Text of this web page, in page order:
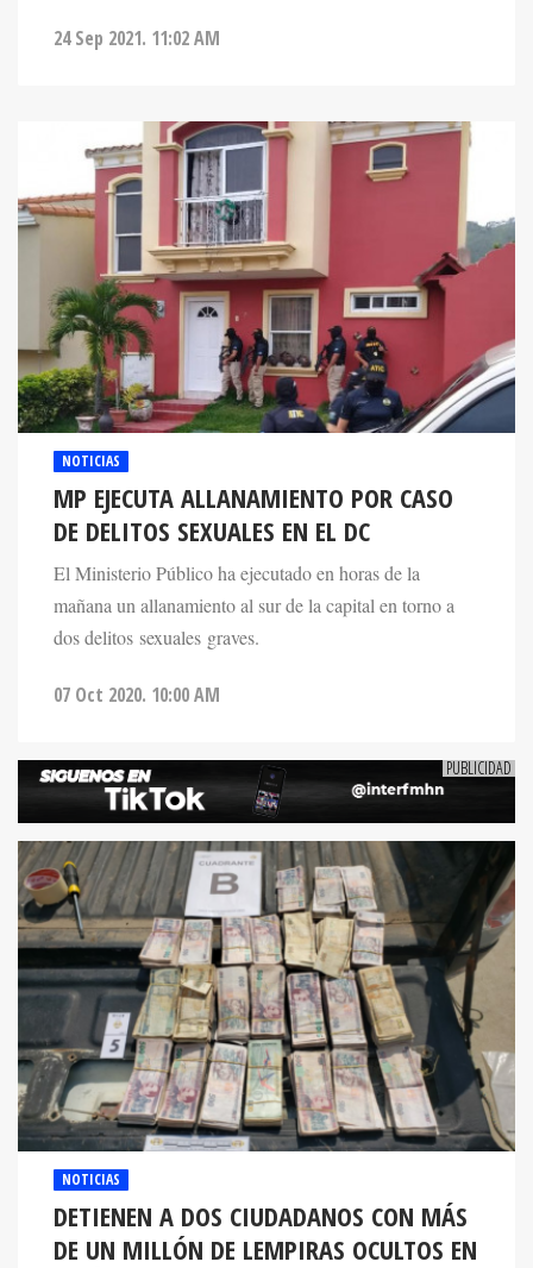
24 Sep 2021. 11:02 AM
NOTICIAS
MP EJECUTA ALLANAMIENTO POR CASO
DE DELITOS SEXUALES EN EL DC
El Ministerio Público ha ejecutado en horas de la
mañana un allanamiento al sur de la capital en torno a
dos delitos sexuales graves.
07 Oct 2020. 10:00 AM
NOTICIAS
DETIENEN A DOS CIUDADANOS CON MÁS
DE UN MILLÓN DE LEMPIRAS OCULTOS EN
VEHÍCULOS